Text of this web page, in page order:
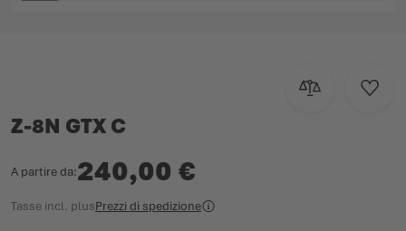
Aggiungi al
Z-8N GTX C
A partire da 240,00 €
Tasse incl. plusPrezzi di spedizione